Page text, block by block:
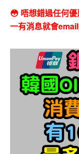
😳 唔想錯過任何
一有消息就會